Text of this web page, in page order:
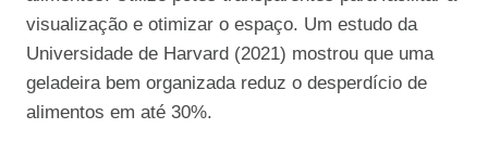
visualização e otimizar o espaço. Um estudo da
Universidade de Harvard (2021) mostrou que uma
geladeira bem organizada reduz o desperdício de
alimentos em até 30%.